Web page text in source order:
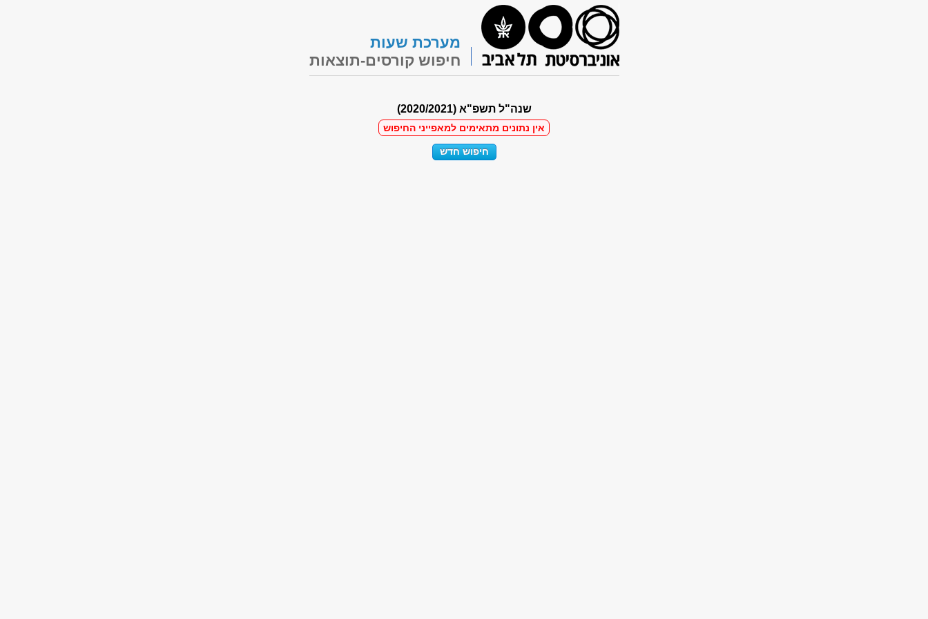
מערכת שעות
חיפוש קורסים-תוצאות
שנה"ל תשפ"א (2020/2021)
אין נתונים מתאימים למאפייני החיפוש
חיפוש חדש